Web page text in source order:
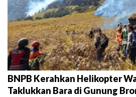
BNPB Kerahkan Helikopter
Taklukkan Bara di Gunung